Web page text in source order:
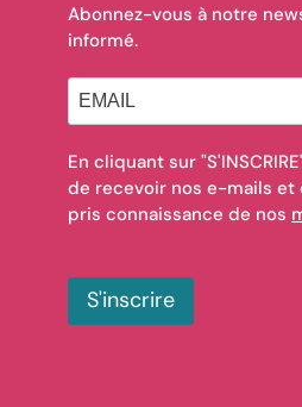
Abonnez-vous à notre
informé.
En cliquant sur
de recevoir nos e-mails et
pris connaissance de nos
S'inscrire